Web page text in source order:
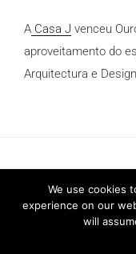
A Casa J venceu
aproveitamento do
Arquitectura e
Política de Privacidade
We use cookies
experience on our
will